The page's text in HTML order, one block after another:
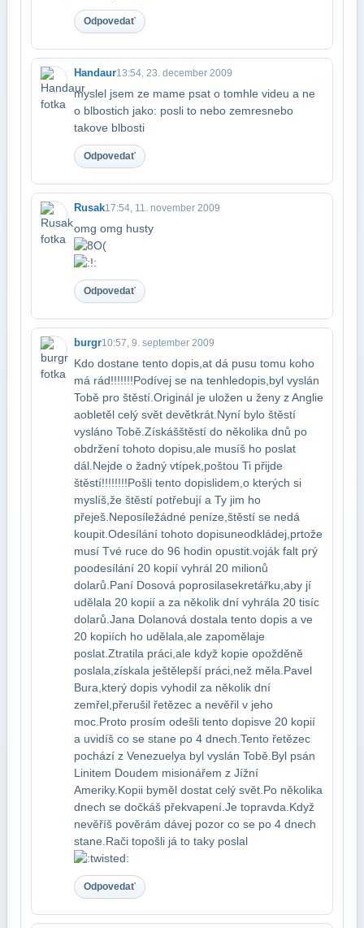
Odpovedať
Handaur13:54, 23. december 2009
myslel jsem ze mame psat o tomhle videu a ne
o blbostich jako: posli to nebo zemres​nebo
takove blbosti
Odpovedať
Rusak17:54, 11. november 2009
omg omg husty
Odpovedať
burgr10:57, 9. september 2009
Kdo dostane tento dopis,at dá pusu tomu koho
má rád!!!!!!!Podívej se na tenhle​dopis,byl vyslán
Tobě pro štěstí.Originál je uložen u ženy z Anglie
a​obletěl celý svět devětkrát.Nyní bylo štěstí
vysláno Tobě.Získáš​štěstí do několika dnů po
obdržení tohoto dopisu,ale musíš ho poslat​
dál.Nejde o žadný vtípek,poštou Ti přijde
štěstí!!!!!!!!Pošli tento dopis​lidem,o kterých si
myslíš,že štěstí potřebují a Ty jim ho
přeješ.Neposíle​žádné peníze,štěstí se nedá
koupit.Odesílání tohoto dopisu​neodkládej,prtože
musí Tvé ruce do 96 hodin opustit.voják falt prý
po​odesílání 20 kopií vyhrál 20 milionů
dolarů.Paní Dosová poprosila​sekretářku,aby jí
udělala 20 kopií a za několik dní vyhrála 20 tisíc​
dolarů.Jana Dolanová dostala tento dopis a ve
20 kopiích ho udělala,ale zapoměla​je
poslat.Ztratila práci,ale když kopie opožděně
poslala,získala ještě​lepší práci,než měla.Pavel
Bura,který dopis vyhodil za několik dní​
zemřel,přerušil řetězec a nevěřil v jeho
moc.Proto prosím odešli tento dopis​ve 20 kopií
a uvidíš co se stane po 4 dnech.Tento řetězec
pochází z Venezuely​a byl vyslán Tobě.Byl psán
Linitem Doudem misionářem z Jížní
Ameriky.Kopii by​měl dostat celý svět.Po několika
dnech se dočkáš překvapení.Je to​pravda.Když
nevěříš pověrám dávej pozor co se po 4 dnech
stane.Rači to​pošli já to taky poslal
Odpovedať